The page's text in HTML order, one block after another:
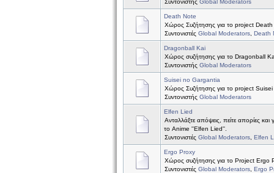
Συντονιστής Global Moderators
Death Note
Χώρος Συζήτησης για το project
Συντονιστές Global Moderators Death
Dragonball Kai
Χώρος συζήτησης για το Dragonball
Συντονιστής Global Moderators
Suisei no Gargantia
Χώρος Συζήτησης για το project
Συντονιστής Global Moderators
Elfen Lied
Ανταλλάξτε απόψεις, πείτε απορίες και
το Anime ''Elfen Lied''.
Συντονιστές Global Moderators Elfen
Ergo Proxy
Χώρος συζήτησης για το Project Ergo
Συντονιστές Global Moderators Ergo